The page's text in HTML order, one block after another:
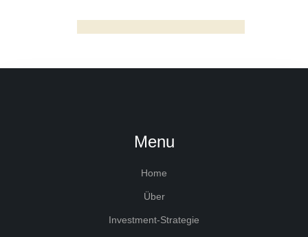
Menu
Home
Über
Investment-Strategie